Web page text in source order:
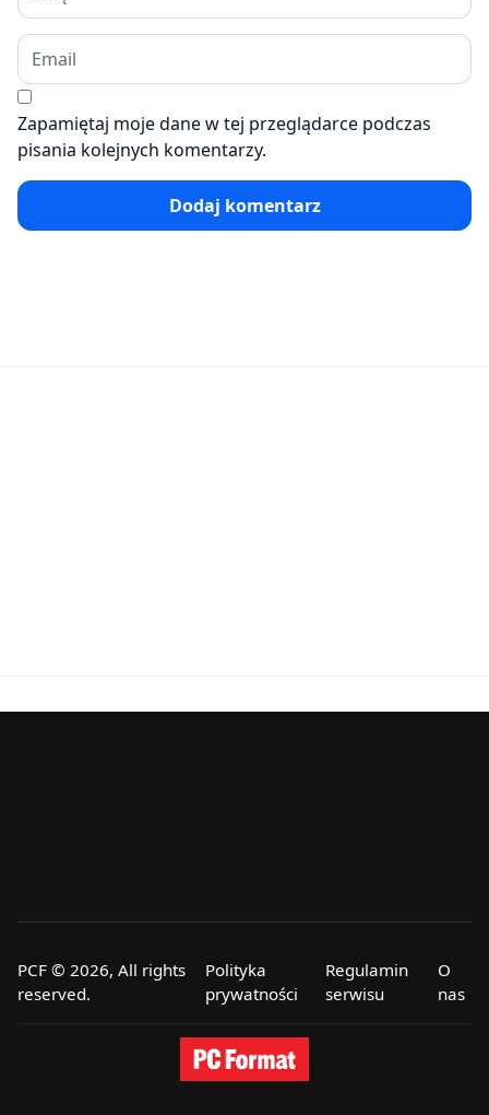
Zapamiętaj moje dane w tej przeglądarce podczas
pisania kolejnych komentarzy.
Dodaj komentarz
PCF © 2026, All rights
reserved.
Polityka
prywatności
Regulamin
serwisu
O
nas